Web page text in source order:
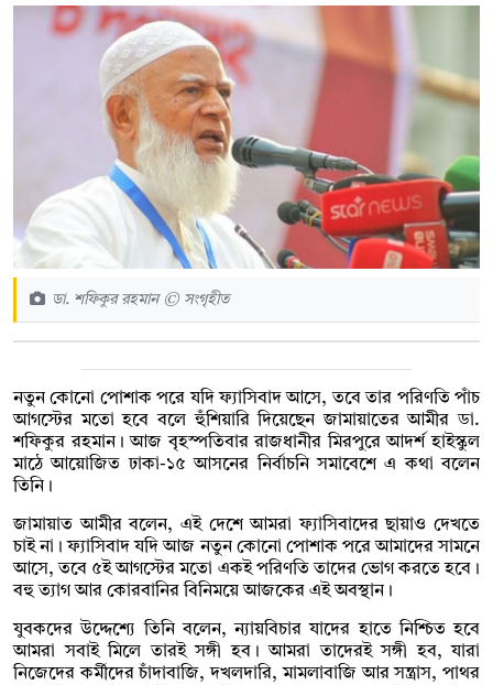
ডা. শফিকুর রহমান © সংগৃহীত
নতুন কোনো পোশাক পরে যদি ফ্যাসিবাদ আসে, তবে তার পরিণতি পাঁচ
আগস্টের মতো হবে বলে হুঁশিয়ারি দিয়েছেন জামায়াতের আমীর ডা.
শফিকুর রহমান। আজ বৃহস্পতিবার রাজধানীর মিরপুরে আদর্শ হাইস্কুল
মাঠে আয়োজিত ঢাকা-১৫ আসনের নির্বাচনি সমাবেশে এ কথা বলেন
তিনি।
জামায়াত আমীর বলেন, এই দেশে আমরা ফ্যাসিবাদের ছায়াও দেখতে
চাই না। ফ্যাসিবাদ যদি আজ নতুন কোনো পোশাক পরে আমাদের সামনে
আসে, তবে ৫ই আগস্টের মতো একই পরিণতি তাদের ভোগ করতে হবে।
বহু ত্যাগ আর কোরবানির বিনিময়ে আজকের এই অবস্থান।
যুবকদের উদ্দেশ্যে তিনি বলেন, ন্যায়বিচার যাদের হাতে নিশ্চিত হবে
আমরা সবাই মিলে তারই সঙ্গী হব। আমরা তাদেরই সঙ্গী হব, যারা
নিজেদের কর্মীদের চাঁদাবাজি, দখলদারি, মামলাবাজি আর সন্ত্রাস, পাথর